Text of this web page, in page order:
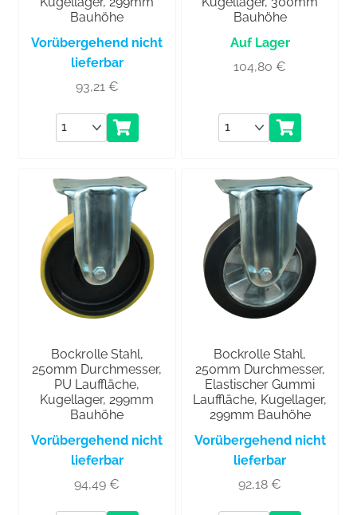
Bauhöhe
Vorübergehend nicht
lieferbar
93,21 €
Anzahl
Bauhöhe
104,80€
Anzahl
Bockrolle Stahl,
250mm Durchmesser,
PU Lauffläche,
Kugellager, 299mm
Bauhöhe
Vorübergehend nicht
lieferbar
94,49€
Bockrolle Stahl,
250mm Durchmesser,
Elastischer Gummi
Lauffläche, Kugellager,
299mm Bauhöhe
Vorübergehend nicht
lieferbar
92,18€